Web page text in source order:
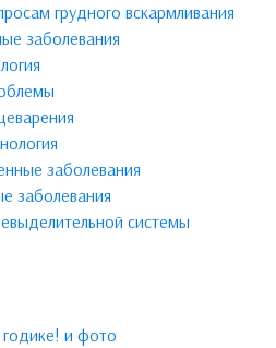
грудного вскармливания
заболевания
заболевания
заболевания
системы
и фото